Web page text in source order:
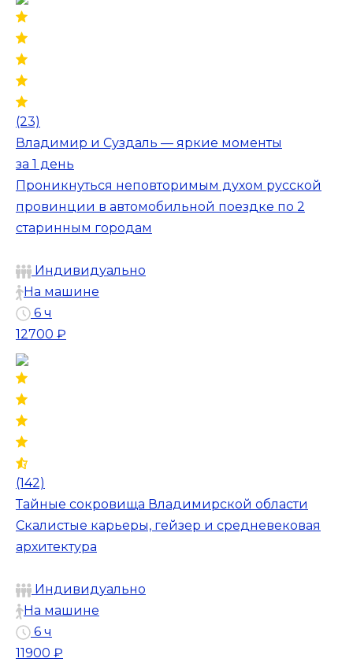
(23)
Владимир и Суздаль — яркие моменты
за 1 день
Проникнуться неповторимым духом русской
провинции в автомобильной поездке по 2
старинным городам
Индивидуально
На машине
6 ч
12700 ₽
(142)
Тайные сокровища Владимирской области
Скалистые карьеры, гейзер и средневековая
архитектура
Индивидуально
На машине
6 ч
11900 ₽